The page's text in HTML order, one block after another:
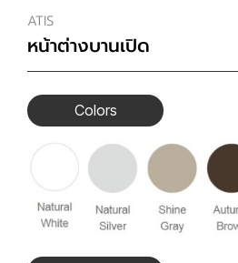
ATIS
หน้าต่างบานเปิด
Colors